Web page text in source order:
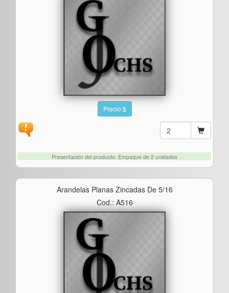
Precio $
Presentación del producto: Empaque de 2 unidades
Arandelas Planas Zincadas De 5/16
Cod.: A516